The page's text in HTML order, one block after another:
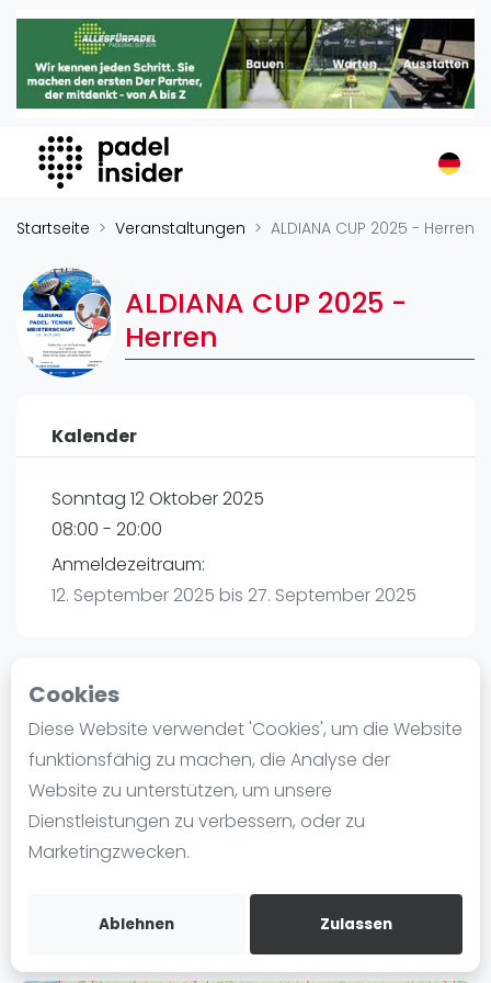
Cookies
Diese Website verwendet 'Cookies', um die Website
funktionsfähig zu machen, die Analyse der
Website zu unterstützen, um unsere
Dienstleistungen zu verbessern, oder zu
Marketingzwecken.
Ablehnen Zulassen
Padel Insider
Home
Organisationen
Buchungssysteme
Padel-Shops
Padelplatzbauer
Verschiedenes
Veranstaltungen
International
Ranking
Männer
Frauen
Blog
Die Geschichte von Padel
Regeln und Punktzählung
Padel Schläge
Video
Startseite Veranstaltungen ALDIANA CUP 2025 - Herren
ALDIANA CUP 2025 -
Herren
Kalender
Sonntag 12 Oktober 2025
08:00 - 20:00
Anmeldezeitraum:
12. September 2025 bis 27. September 2025
Playtomic (Abgesagt))
Smash Padel Schwerte | Schwerte
Elsetalstr. 5
58239Schwerte
Routebeschrijving